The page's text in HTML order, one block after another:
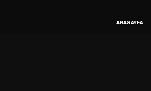
ANASAYFA